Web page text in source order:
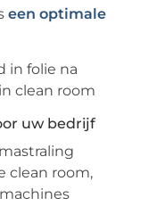
een optimale
uw bedrijf
clean room,